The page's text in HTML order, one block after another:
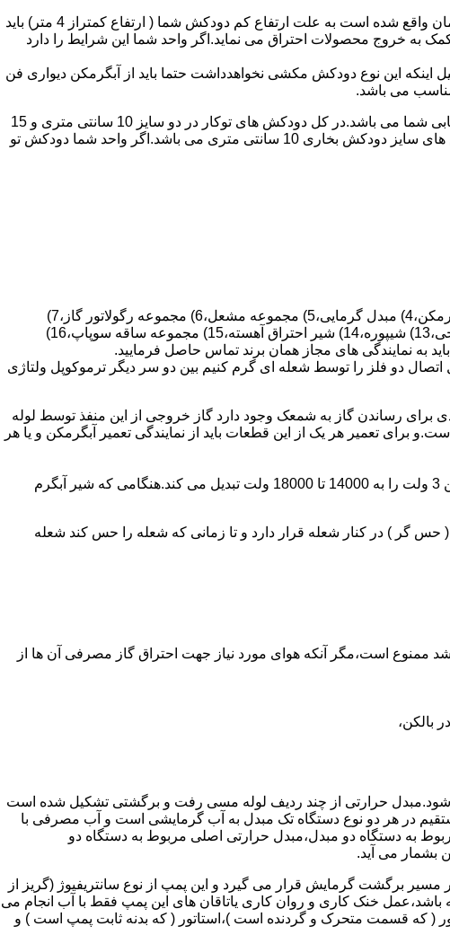
۲-طبقه واحد:مورد بعدی که در انتخاب آبگرمکن دیواری تاثیر گذار است طبقه وقوع ساختمان است،اگر واحد شما در طبقه آخرساختمان واقع شده است به علت ارتفاع کم دودکش شما ( ارتفاع کمتراز 4 متر) باید
به خروج محصولات احتراق می نماید.اگر واحد شما این شرایط را دارد
اینکه این نوع دودکش مکشی نخواهدداشت حتما باید از آبگرمکن دیواری فن
۴-سایز دودکش واحد:اگر واحد شما دارای دودکش تو کار تا پشت بام می باشد سایز این دودکش تعیین کننده نوع آبگرمکن دیواری انتخابی شما می باشد.در کل دودکش های توکار در دو سایز 10 سانتی متری و 15
سانتی متری می باشد به عبارت دیگر قطر دودکش داخل کار این ابعاد می باشد.برای اینکه بهتر بتوانیم منظورمان را برسانیم دودکش های سایز دودکش بخاری 10 سانتی متری می باشد.اگر واحد شما دودکش تو
قطعات ساختمان آب گرم کن های دیواری شمعک دار عبارتند از : 1) کلاهک تعدیل،2) کلاهک تعدیل جریان دودکش،3) صفحه پشتی آبگرمکن،4) مبدل گرمایی،5) مجموعه مشعل،6) مجموعه رگولاتور گاز،7)
مجموعه رگولاتور آب،8) رویه آبگرمکن،9) صفحه پشتی آبگرمکن،10) رگولاتور آب در آبگرمکن های شمعک دار،11) بدنه،12) قاب برنجی،13) شیپوره،14) شیر احتراق آهسته،15) مجموعه ساقه سوپاپ،16)
دو فلز را توسط شعله ای گرم کنیم بین دو سر دیگر ترموکوپل ولتاژی
رساندن گاز به شمعک وجود دارد گاز خروجی از این منفذ توسط لوله
تعمیر هر یک از این قطعات باید از نمایندگی تعمیر آبگرمکن و یا هر
برد کنترل آبگرمکن:نیروی محرکه این برد از یک آدابتور یا دو عدد باتری 1/5 ولت تامین می شود.برای ایجاد جرقه یک تراس افزاینده این 3 ولت را به 14000 تا 18000 ولت تبدیل می کند.هنگامی که شیر آبگرم
گر ) در کنار شعله قرار دارد و تا زمانی که شعله را حس کند شعله
مانند آبگرمکن در واحدهای مسکونی و غیر مسکونی که مسحت آن ها کمتر از 60 متر مربع باشد ممنوع است،مگر آنکه هوای مورد نیاز جهت احتراق گاز مصرفی آن ها از
بالکن،
حرارتی از چند ردیف لوله مسی رفت و برگشتی تشکیل شده است
در هر دو نوع دستگاه تک مبدل به آب گرمایشی است و آب مصرفی با
به دستگاه دو مبدل،مبدل حرارتی اصلی مربوط به دستگاه دو
بشمار می آید.
برگشت گرمایش قرار می گیرد و این پمپ از نوع سانتریفیوژ (گریز از
داشته باشد،عمل خنک کاری و روان کاری یاتاقان های این پمپ فقط با آب انجام می
( که قسمت متحرک و گردنده است )،استاتور ( که بدنه ثابت پمپ است ) و